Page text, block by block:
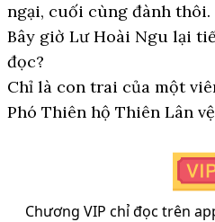
ngại, cuối cùng đành thôi.
Bây giờ Lư Hoài Ngu lại
đọc?
Chỉ là con trai của một
Phó Thiên hộ Thiên Lân
Chương VIP chỉ đọc trên